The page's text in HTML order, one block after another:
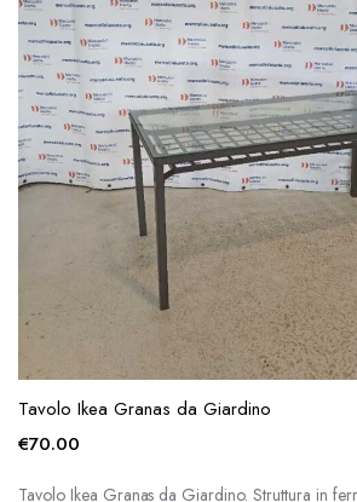
Tavolo Ikea Granas da Giardino
€70.00
Tavolo Ikea Granas da Giardino. Struttura in